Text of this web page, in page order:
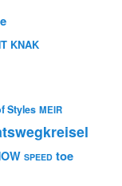
KNAK
Styles MEIR
SPEED toe